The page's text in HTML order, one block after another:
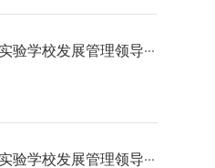
理领导小组一届一次会议顺利召开
理领导小组一届一次会议顺利召开